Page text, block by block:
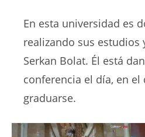
En esta universidad es
realizando sus estudios
Serkan Bolat. Él está
conferencia el día, en el
graduarse.